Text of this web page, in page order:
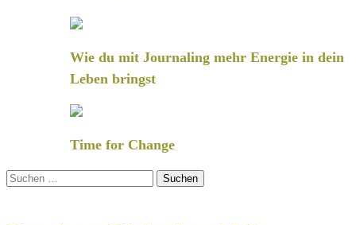
Wie du mit Journaling mehr Energie in dein
Leben bringst
Time for Change
Suchen
nach: